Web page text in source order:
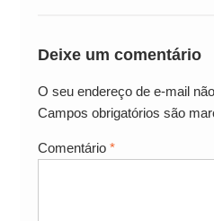
Deixe um comentário
O seu endereço de e-mail
Campos obrigatórios são
Comentário *